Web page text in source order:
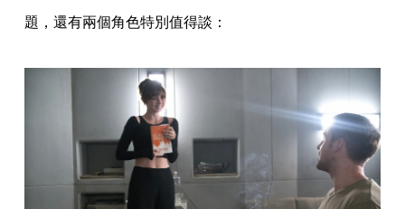
題，還有兩個角色特別值得談：